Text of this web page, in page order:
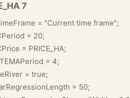
7
= "Current time frame";
= 20;
= PRICE_HA;
= 4;
= true;
= 50;